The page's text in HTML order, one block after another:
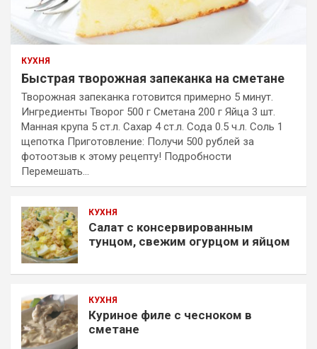
КУХНЯ
Быстрая творожная запеканка на сметане
Творожная запеканка готовится примерно 5 минут.
Ингредиенты Творог 500 г Сметана 200 г Яйца 3 шт.
Манная крупа 5 ст.л. Сахар 4 ст.л. Сода 0.5 ч.л. Соль 1
щепотка Приготовление: Получи 500 рублей за
фотоотзыв к этому рецепту! Подробности
Перемешать…
КУХНЯ
Салат с консервированным
тунцом, свежим огурцом и яйцом
КУХНЯ
Куриное филе с чесноком в
сметане